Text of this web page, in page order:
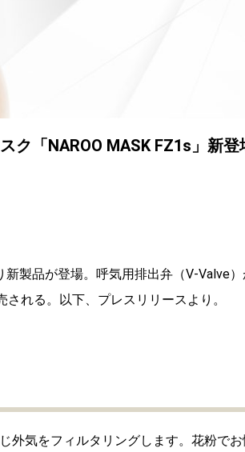
「NAROO MASK FZ1s」新登
製品が登場。呼気用排出弁（V-Valve
れる。以下、プレスリリースより。
外気をフィルタリングします。花粉で